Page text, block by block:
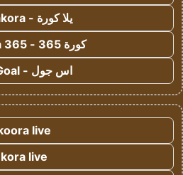
يلا كورة - yallakora
كورة 365 - kooora 365
اس جول - AS Goal
live
kora live